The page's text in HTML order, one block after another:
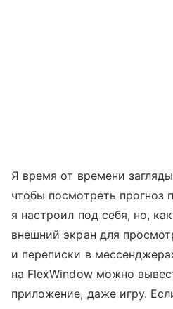
Я время от времени
чтобы посмотреть прогноз
я настроил под себя, но,
внешний экран для
и переписки в
на FlexWindow можно
приложение, даже игру.